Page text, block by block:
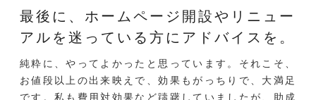
最後に、ホームページ開設や リニュー
アルを迷っている方にアドバイスを。
純粋に、やってよかったと思っています。それこそ、
お値段以上の出来映えで、効果もがっちりで、大満足
です。私も費用対効果など躊躇していましたが、助成